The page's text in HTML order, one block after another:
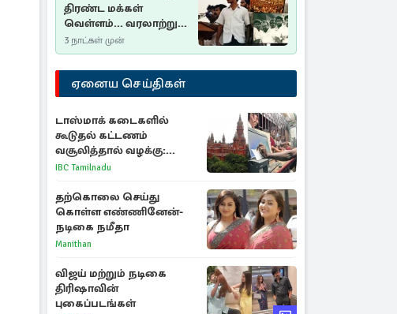
திரண்ட மக்கள்
வெள்ளம்... வரலாற்றுச்
சிறப்புமிக்க சுதுமலைப்
பிரகடனம்…
3 நாட்கள் முன்
ஏனைய செய்திகள்
டாஸ்மாக் கடைகளில்
கூடுதல் கட்டணம்
வசூலித்தால் வழக்கு:
சென்னை உயர்நீதிமன்றம்
IBC Tamilnadu
தற்கொலை செய்து
கொள்ள எண்ணினேன்-
நடிகை நமீதா
Manithan
விஜய் மற்றும் நடிகை
திரிஷாவின்
புகைப்படங்கள்